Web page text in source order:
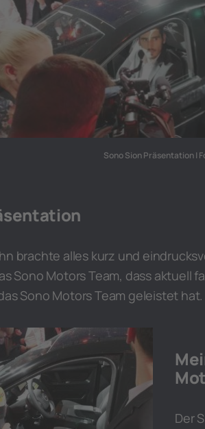
Sono Sion Präsentation |
brachte alles kurz und
Sono Motors Team, dass aktuell
Sono Motors Team geleistet hat.
Der